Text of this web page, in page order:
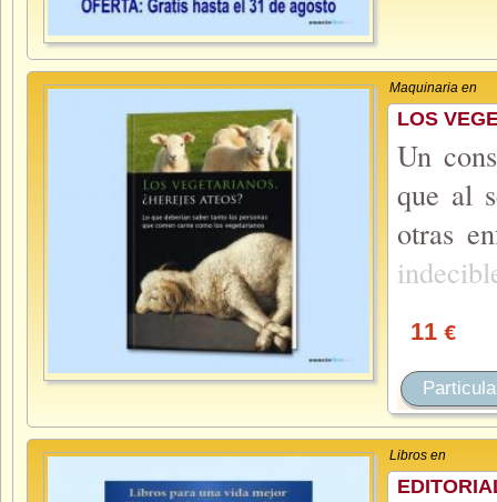
Maquinaria en
LOS
Un
que al
otras
11 €
Libros en